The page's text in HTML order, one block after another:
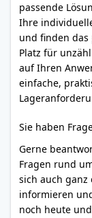
passende
Ihre
und finden das
Platz für
auf Ihren
einfache,
Sie haben
Gerne
Fragen rund
sich auch
informieren
noch heute